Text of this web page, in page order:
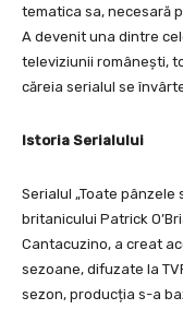
tematica sa, necesară
A devenit una dintre
televiziunii românești,
căreia serialul se
Istoria Serialului
Serialul „Toate pânzele
britanicului Patrick
Cantacuzino, a creat
sezoane, difuzate la
sezon, producția s-a